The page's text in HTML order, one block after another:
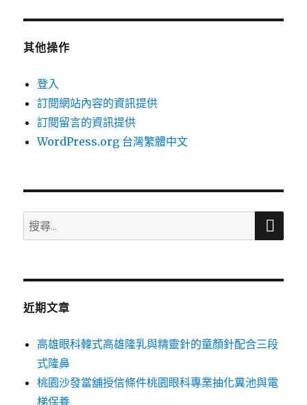
其他操作
登入
訂閱網站內容的資訊提供
訂閱留言的資訊提供
WordPress.org 台灣繁體中文
搜
尋
鍵
搜
近期文章
高雄眼科韓式高雄隆乳與精靈針的童顏針配合三段
式隆鼻
桃園沙發當舖授信條件桃園眼科專業抽化糞池與電
梯保養